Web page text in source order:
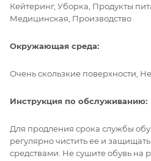
Кейтеринг, Уборка, Продукты
Медицинская, Производство
Окружающая среда:
Очень скользкие поверхности,
Инструкция по обслуживанию:
Для продления срока службы
регулярно чистить ее и
средствами. Не сушите обувь на